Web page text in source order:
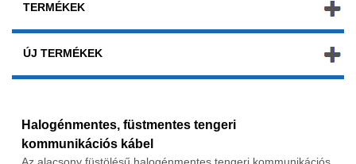
TERMÉKEK
ÚJ TERMÉKEK
Halogénmentes, füstmentes tengeri
kommunikációs kábel